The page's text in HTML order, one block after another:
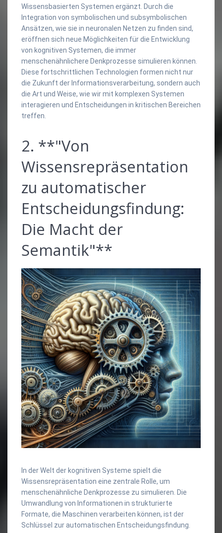
Wissensbasierten Systemen ergänzt. Durch die
Integration von symbolischen und subsymbolischen
Ansätzen, wie sie in neuronalen Netzen zu finden sind,
eröffnen sich neue Möglichkeiten für die Entwicklung
von kognitiven Systemen, die immer
menschenähnlichere Denkprozesse simulieren können.
Diese fortschrittlichen Technologien formen nicht nur
die Zukunft der Informationsverarbeitung, sondern auch
die Art und Weise, wie wir mit komplexen Systemen
interagieren und Entscheidungen in kritischen Bereichen
treffen.
2. **"Von
Wissensrepräsentation
zu automatischer
Entscheidungsfindung:
Die Macht der
Semantik"**
In der Welt der kognitiven Systeme spielt die
Wissensrepräsentation eine zentrale Rolle, um
menschenähnliche Denkprozesse zu simulieren. Die
Umwandlung von Informationen in strukturierte
Formate, die Maschinen verarbeiten können, ist der
Schlüssel zur automatischen Entscheidungsfindung.